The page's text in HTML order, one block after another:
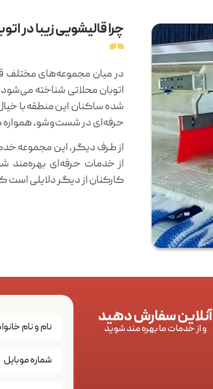
چرا قالیشویی زیبا در
در میان مجموعه‌های مختلف
اتوبان محلاتی شناخته
شده ساکنان این منطقه با
حرفه‌ای در شست‌وشو، همواره
از طرف دیگر، این مجموعه
از خدمات حرفه‌ای بهره‌مند
کارکنان از دیگر دلایلی است
آنلاین سفارش دهید
و از خدمات ما بهره مند شوید